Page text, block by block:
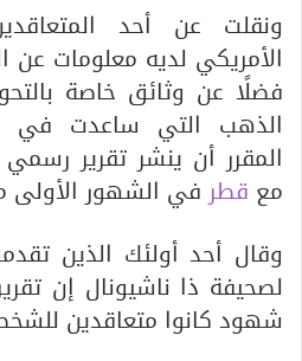
ونقلت عن أحد
الأمريكي لديه معلومات عن
فضلًا عن وثائق خاصة
الذهب التي ساعدت في
المقرر أن ينشر تقرير
مع قطر في الشهور الأولى
وقال أحد أولئك الذين
لصحيفة ذا ناشيونال إن
شهود كانوا متعاقدين